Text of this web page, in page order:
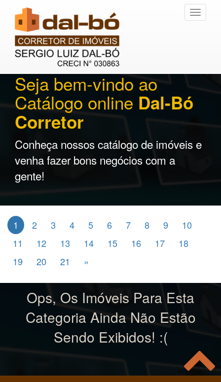
Toggle
Seja bem-vindo ao
Catálogo online Dal-Bó
Corretor
Conheça nossos catálogo de imóveis e
venha fazer bons negócios com a
gente!
1 2 3 4 5 6 7 8 9
10
11
12 13 14 15 16 17
18
19
20 21 »
Ops, Os Imóveis Para Esta
Categoria Ainda Não Estão
Sendo Exibidos! :(